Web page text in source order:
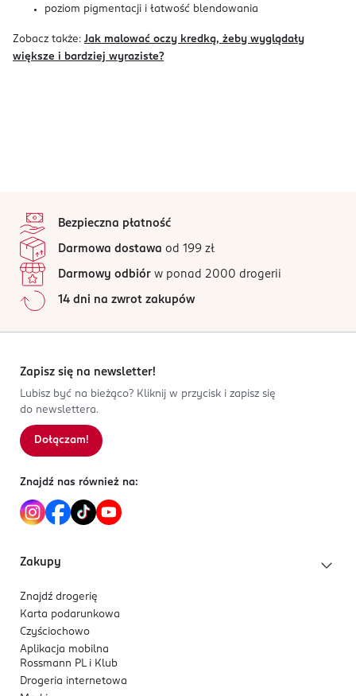
poziom pigmentacji i łatwość blendowania
Zobacz także: Jak malować oczy kredką, żeby wyglądały
większe i bardziej wyraziste?
Bezpieczna płatność
Darmowa dostawa od 199 zł
Darmowy odbiór w ponad 2000 drogerii
14 dni na zwrot zakupów
Zapisz się na newsletter!
Lubisz być na bieżąco? Kliknij w przycisk i zapisz się
do newslettera.
Dołączam!
Znajdź nas również na:
Zakupy
Znajdź drogerię
Karta podarunkowa
Czyściochowo
Aplikacja mobilna
Rossmann PL i Klub
Drogeria internetowa